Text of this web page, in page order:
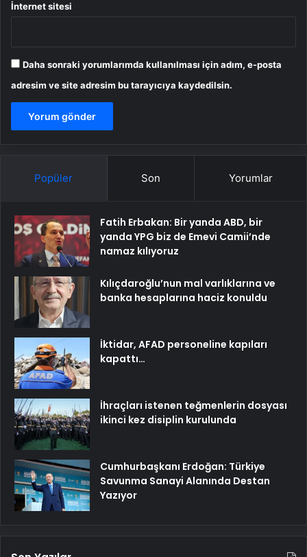
İnternet sitesi
Daha sonraki yorumlarımda kullanılması için adım, e-posta
adresim ve site adresim bu tarayıcıya kaydedilsin.
Popüler Son Yorumlar
Fatih Erbakan: Bir yanda ABD, bir
yanda YPG biz de Emevi Camii’nde
namaz kılıyoruz
Kılıçdaroğlu’nun mal varlıklarına ve
banka hesaplarına haciz konuldu
İktidar, AFAD personeline kapıları
kapattı…
İhraçları istenen teğmenlerin dosyası
ikinci kez disiplin kurulunda
Cumhurbaşkanı Erdoğan: Türkiye
Savunma Sanayi Alanında Destan
Yazıyor